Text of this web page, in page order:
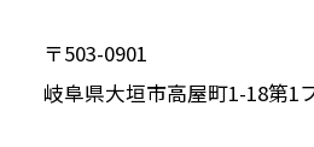
〒503-0901
岐阜県大垣市高屋町1-18第1